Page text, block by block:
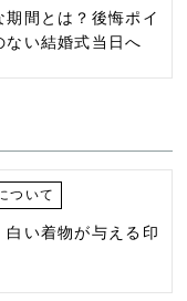
間とは？後悔ポイ
ない結婚式当日へ
ついて
白い着物が与える印